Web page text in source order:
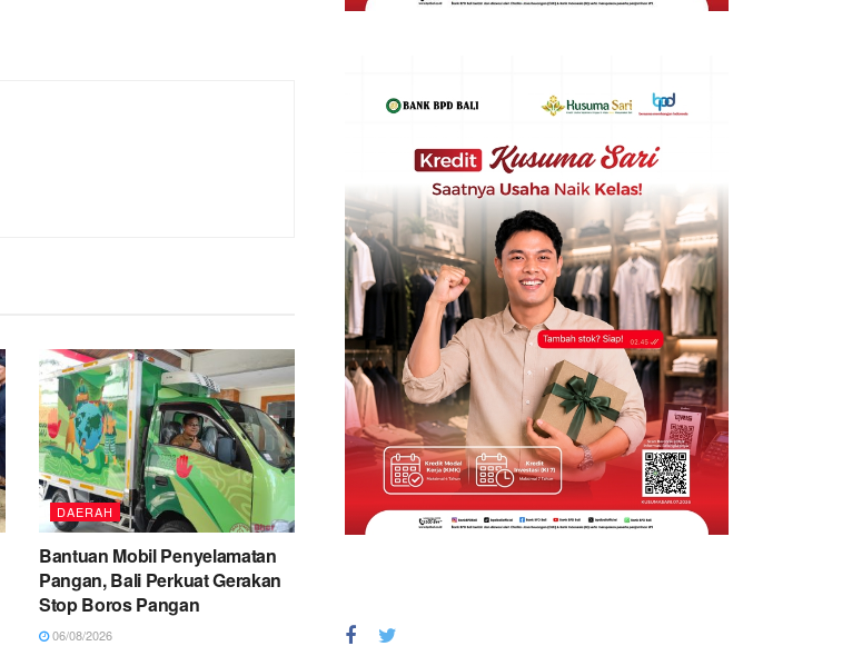
DAERAH
Bantuan Mobil Penyelamatan
Pangan, Bali Perkuat Gerakan
Stop Boros Pangan
06/08/2026